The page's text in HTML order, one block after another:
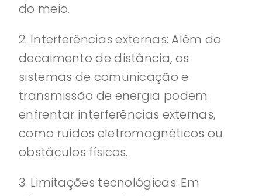
do meio.
2. Interferências externas: Além do
decaimento de distância, os
sistemas de comunicação e
transmissão de energia podem
enfrentar interferências externas,
como ruídos eletromagnéticos ou
obstáculos físicos.
3. Limitações tecnológicas: Em